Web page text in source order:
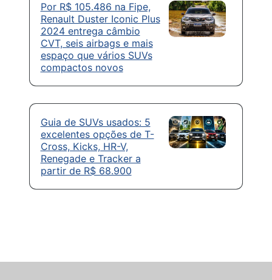
Por R$ 105.486 na Fipe,
Renault Duster Iconic Plus
2024 entrega câmbio
CVT, seis airbags e mais
espaço que vários SUVs
compactos novos
Guia de SUVs usados: 5
excelentes opções de T-
Cross, Kicks, HR-V,
Renegade e Tracker a
partir de R$ 68.900